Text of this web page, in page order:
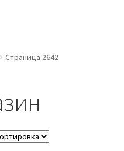
корма из Германии
Страница 2642